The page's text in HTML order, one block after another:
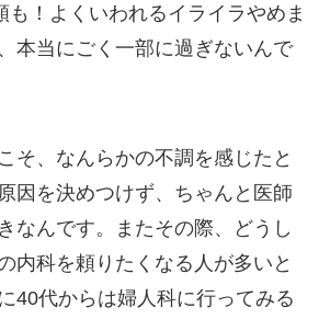
も！よくいわれるイライラやめま
本当にごく一部に過ぎないんで
そ、なんらかの不調を感じたと
因を決めつけず、ちゃんと医師
なんです。またその際、どうし
内科を頼りたくなる人が多いと
40代からは婦人科に行ってみる